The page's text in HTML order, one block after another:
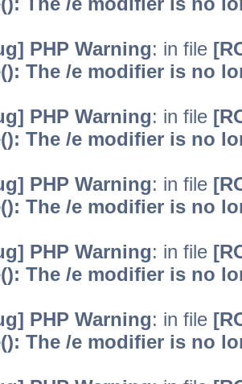
PHP Warning: in file
The /e modifier is no
PHP Warning: in file
The /e modifier is no
PHP Warning: in file
The /e modifier is no
PHP Warning: in file
The /e modifier is no
PHP Warning: in file
The /e modifier is no